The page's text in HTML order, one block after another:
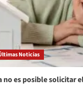
Noticias
no es posible solicitar